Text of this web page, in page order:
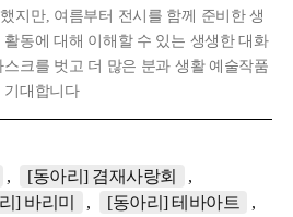
지만, 여름부터 전시를 함께 준비한 생
동에 대해 이해할 수 있는 생생한 대화
크를 벗고 더 많은 분과 생활 예술작품
기대합니다
[동아리] 겸재사랑회
] 바리미
[동아리] 테바아트